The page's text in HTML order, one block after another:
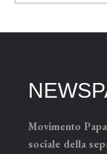
Movimento
sociale della